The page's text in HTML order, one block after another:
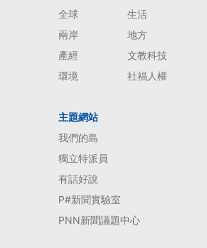
全球
生活
兩岸
地方
產經
文教科技
環境
社福人權
主題網站
我們的島
獨立特派員
有話好說
P#新聞實驗室
PNN新聞議題中心